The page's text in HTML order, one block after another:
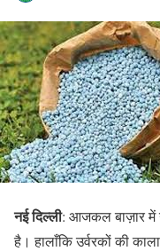
नई दिल्ली: आजकल बाज़ार में
है। हालाँकि उर्वरकों की